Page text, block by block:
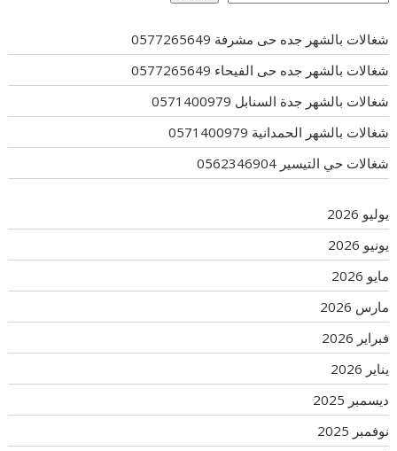
شغالات بالشهر جده حى مشرفة 0577265649
شغالات بالشهر جده حى الفيحاء 0577265649
شغالات بالشهر جدة السنابل 0571400979
شغالات بالشهر الحمدانية 0571400979
شغالات حي التيسير 0562346904
يوليو 2026
يونيو 2026
مايو 2026
مارس 2026
فبراير 2026
يناير 2026
ديسمبر 2025
نوفمبر 2025